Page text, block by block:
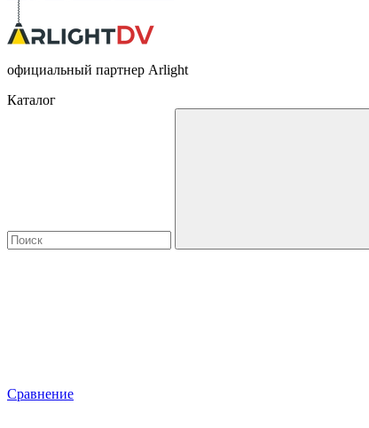
официальный партнер Arlight
Каталог
Сравнение